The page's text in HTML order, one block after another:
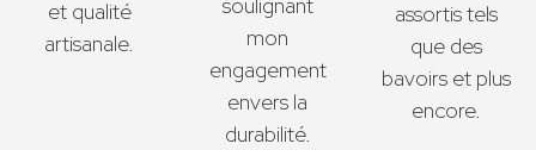
et qualité
artisanale.
soulignant
mon
engagement
envers la
durabilité.
assortis tels
que des
bavoirs et plus
encore.